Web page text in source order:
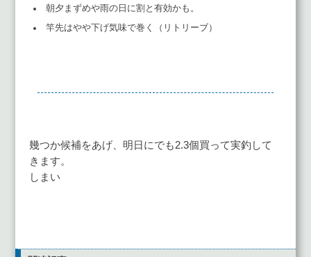
朝夕まずめや雨の日に割と有効かも。
竿先はやや下げ気味で巻く（リトリーブ）
幾つか候補をあげ、明日にでも2.3個買って実釣して
きます。
しまい